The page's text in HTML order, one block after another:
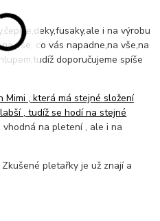
i na výrobu
vše, co vás napadne,na vše,na
doporučujeme spíše
Mimi , která má stejné složení
, tudíž se hodí na stejné
vhodná na pletení , ale i na
pletařky je už znají a